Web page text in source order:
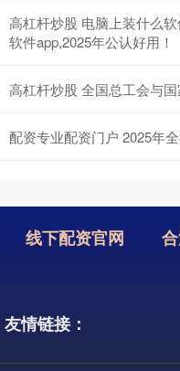
高杠杆炒股 电脑上装什么
软件app,2025年公认好用！
高杠杆炒股 全国总工会与
配资专业配资门户 2025年
线下配资官网
友情链接：